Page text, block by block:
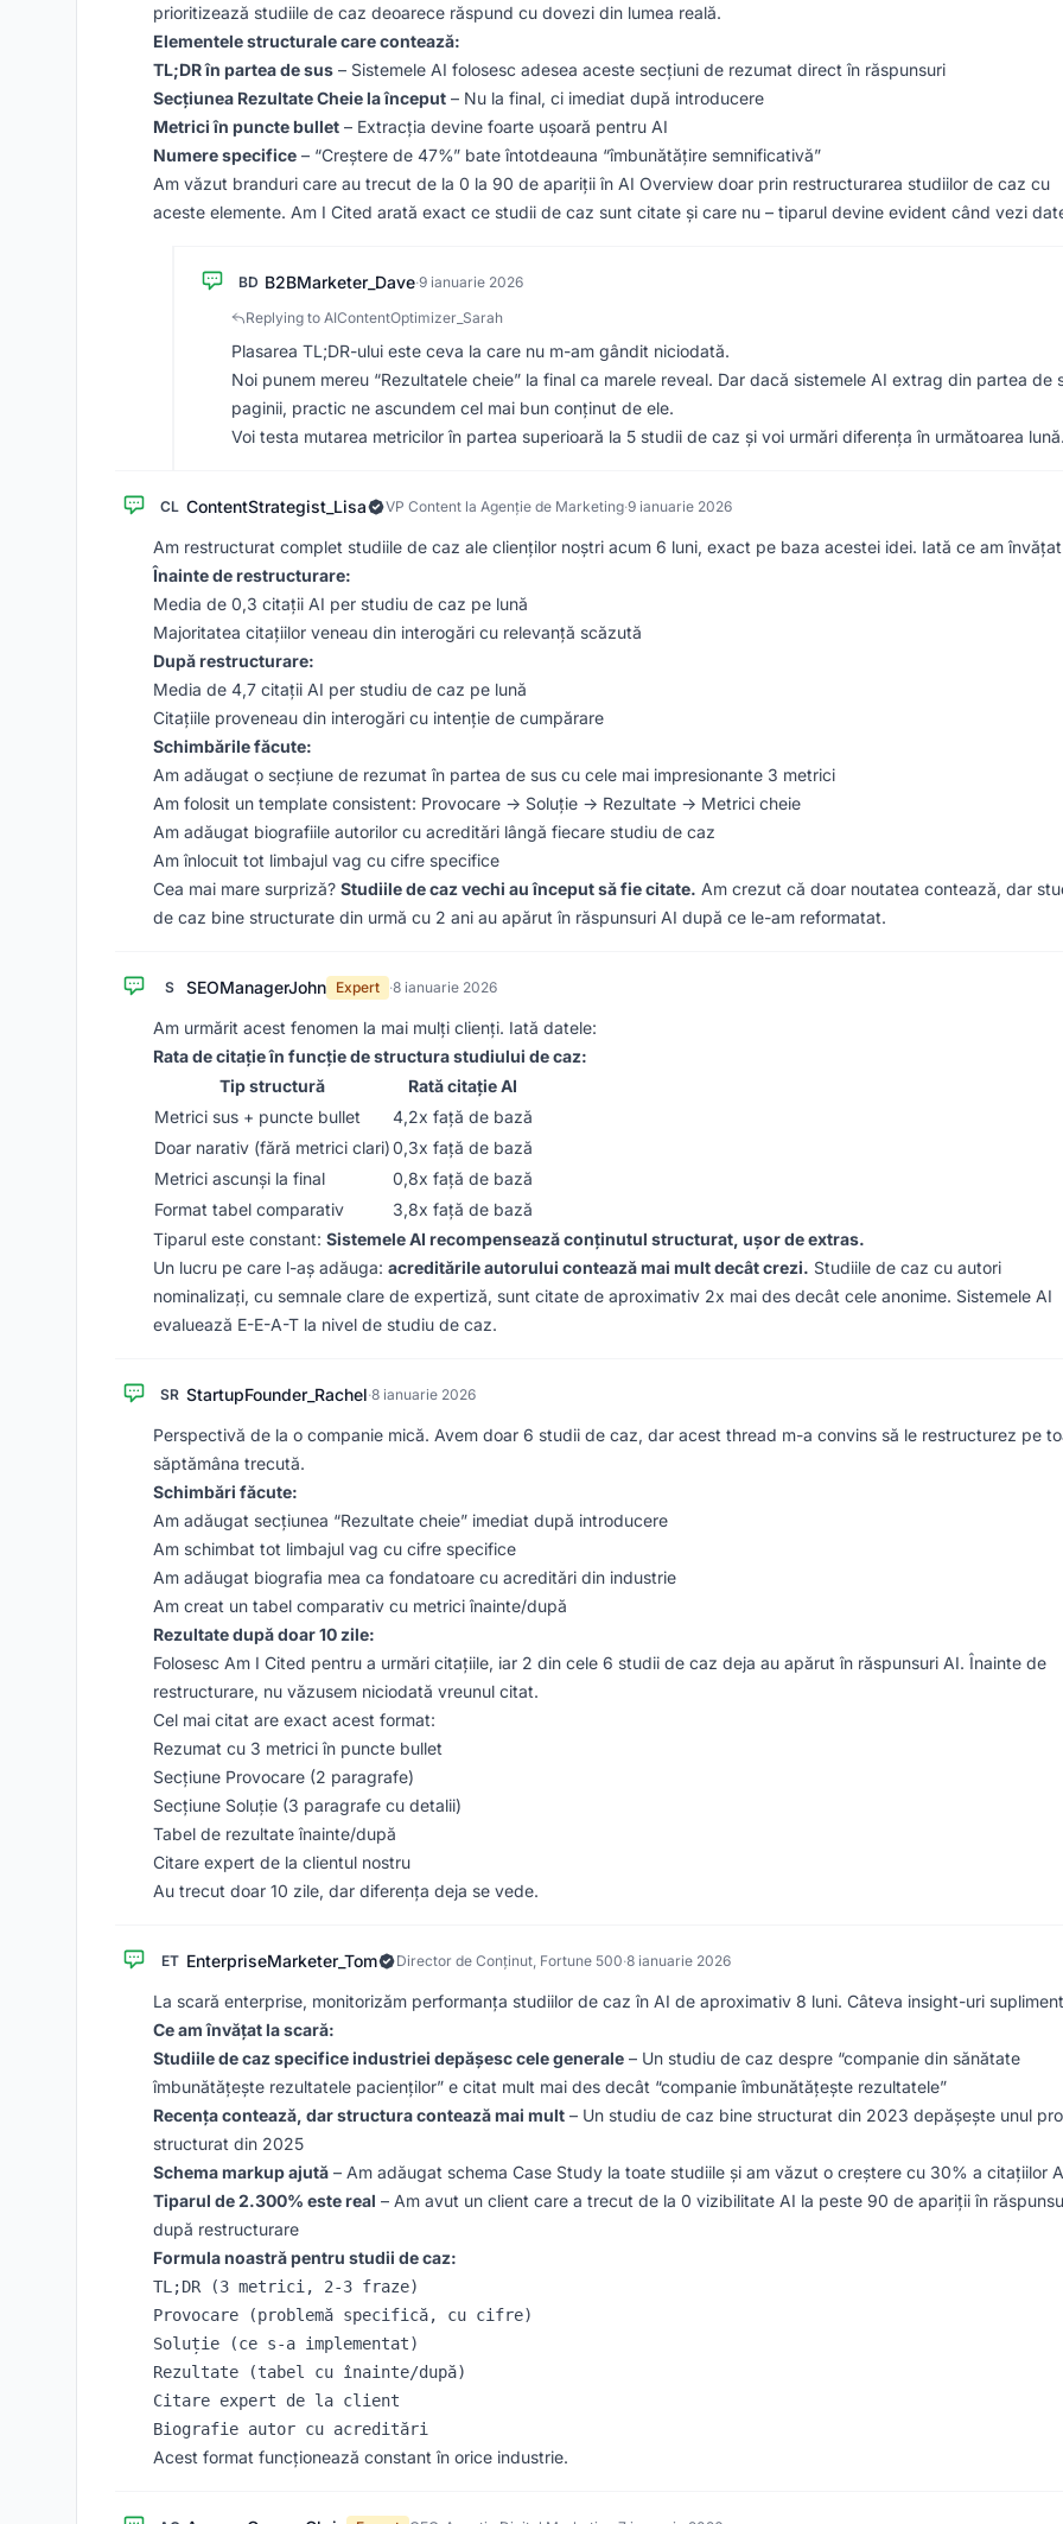
prioritizează studiile de caz deoarece răspund cu dovezi din lumea reală.
Elementele structurale care contează:
TL;DR în partea de sus – Sistemele AI folosesc adesea aceste secțiuni de rezumat direct în răspunsuri
Secțiunea Rezultate Cheie la început – Nu la final, ci imediat după introducere
Metrici în puncte bullet – Extracția devine foarte ușoară pentru AI
Numere specifice – “Creștere de 47%” bate întotdeauna “îmbunătățire semnificativă”
Am văzut branduri care au trecut de la 0 la 90 de apariții în AI Overview doar prin restructurarea studiilor de caz cu
aceste elemente. Am I Cited arată exact ce studii de caz sunt citate și care nu – tiparul devine evident când vezi
BD B2BMarketer_Dave·9 ianuarie 2026
Replying to AIContentOptimizer_Sarah
Plasarea TL;DR-ului este ceva la care nu m-am gândit niciodată.
Noi punem mereu “Rezultatele cheie” la final ca marele reveal. Dar dacă sistemele AI extrag din partea de
paginii, practic ne ascundem cel mai bun conținut de ele.
Voi testa mutarea metricilor în partea superioară la 5 studii de caz și voi urmări diferența în următoarea
CL ContentStrategist_Lisa VP Content la Agenție de Marketing·9 ianuarie 2026
Am restructurat complet studiile de caz ale clienților noștri acum 6 luni, exact pe baza acestei idei. Iată ce am
Înainte de restructurare:
Media de 0,3 citații AI per studiu de caz pe lună
Majoritatea citațiilor veneau din interogări cu relevanță scăzută
După restructurare:
Media de 4,7 citații AI per studiu de caz pe lună
Citațiile proveneau din interogări cu intenție de cumpărare
Schimbările făcute:
Am adăugat o secțiune de rezumat în partea de sus cu cele mai impresionante 3 metrici
Am folosit un template consistent: Provocare -> Soluție -> Rezultate -> Metrici cheie
Am adăugat biografiile autorilor cu acreditări lângă fiecare studiu de caz
Am înlocuit tot limbajul vag cu cifre specifice
Cea mai mare surpriză? Studiile de caz vechi au început să fie citate. Am crezut că doar noutatea contează, dar
de caz bine structurate din urmă cu 2 ani au apărut în răspunsuri AI după ce le-am reformatat.
S SEOManagerJohn Expert ·8 ianuarie 2026
Am urmărit acest fenomen la mai mulți clienți. Iată datele:
Rata de citație în funcție de structura studiului de caz:
Tip structură
Rată citație AI
Metrici sus + puncte bullet
4,2x față de bază
Doar narativ (fără metrici clari)0,3x față de bază
Metrici ascunși la final
0,8x față de bază
Format tabel comparativ
3,8x față de bază
Tiparul este constant: Sistemele AI recompensează conținutul structurat, ușor de extras.
Un lucru pe care l-aș adăuga: acreditările autorului contează mai mult decât crezi. Studiile de caz cu autori
nominalizați, cu semnale clare de expertiză, sunt citate de aproximativ 2x mai des decât cele anonime. Sistemele AI
evaluează E-E-A-T la nivel de studiu de caz.
SR StartupFounder_Rachel·8 ianuarie 2026
Perspectivă de la o companie mică. Avem doar 6 studii de caz, dar acest thread m-a convins să le restructurez pe
săptămâna trecută.
Schimbări făcute:
Am adăugat secțiunea “Rezultate cheie” imediat după introducere
Am schimbat tot limbajul vag cu cifre specifice
Am adăugat biografia mea ca fondatoare cu acreditări din industrie
Am creat un tabel comparativ cu metrici înainte/după
Rezultate după doar 10 zile:
Folosesc Am I Cited pentru a urmări citațiile, iar 2 din cele 6 studii de caz deja au apărut în răspunsuri AI. Înainte de
restructurare, nu văzusem niciodată vreunul citat.
Cel mai citat are exact acest format:
Rezumat cu 3 metrici în puncte bullet
Secțiune Provocare (2 paragrafe)
Secțiune Soluție (3 paragrafe cu detalii)
Tabel de rezultate înainte/după
Citare expert de la clientul nostru
Au trecut doar 10 zile, dar diferența deja se vede.
ET EnterpriseMarketer_Tom Director de Conținut, Fortune 500·8 ianuarie 2026
La scară enterprise, monitorizăm performanța studiilor de caz în AI de aproximativ 8 luni. Câteva insight-uri
Ce am învățat la scară:
Studiile de caz specifice industriei depășesc cele generale – Un studiu de caz despre “companie din sănătate
îmbunătățește rezultatele pacienților” e citat mult mai des decât “companie îmbunătățește rezultatele”
Recența contează, dar structura contează mai mult – Un studiu de caz bine structurat din 2023 depășește unul
structurat din 2025
Schema markup ajută – Am adăugat schema Case Study la toate studiile și am văzut o creștere cu 30% a citațiilor
Tiparul de 2.300% este real – Am avut un client care a trecut de la 0 vizibilitate AI la peste 90 de apariții în
după restructurare
Formula noastră pentru studii de caz:
TL;DR (3 metrici, 2-3 fraze)
Provocare (problemă specifică, cu cifre)
Soluție (ce s-a implementat)
Rezultate (tabel cu înainte/după)
Citare expert de la client
Acest format funcționează constant în orice industrie.